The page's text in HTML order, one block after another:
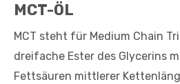
MCT-ÖL
MCT steht für Medium Chain
dreifache Ester des Glycerins
Fettsäuren mittlerer